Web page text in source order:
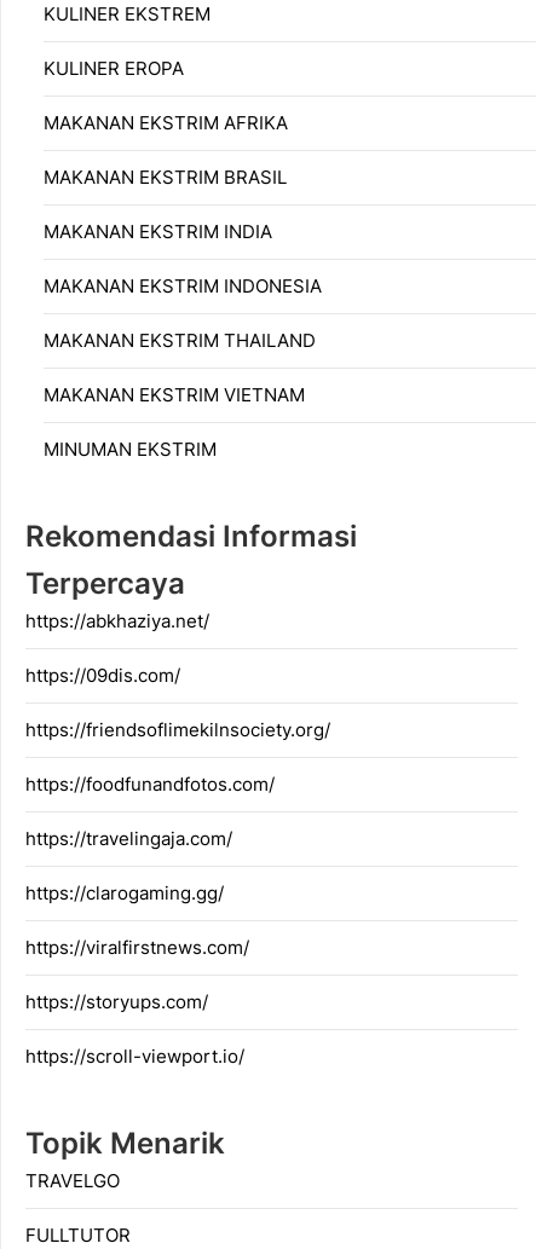
KULINER EKSTREM
KULINER EROPA
MAKANAN EKSTRIM AFRIKA
MAKANAN EKSTRIM BRASIL
MAKANAN EKSTRIM INDIA
MAKANAN EKSTRIM INDONESIA
MAKANAN EKSTRIM THAILAND
MAKANAN EKSTRIM VIETNAM
MINUMAN EKSTRIM
Rekomendasi Informasi
Terpercaya
https://abkhaziya.net/
https://09dis.com/
https://friendsoflimekilnsociety.org/
https://foodfunandfotos.com/
https://travelingaja.com/
https://clarogaming.gg/
https://viralfirstnews.com/
https://storyups.com/
https://scroll-viewport.io/
Topik Menarik
TRAVELGO
FULLTUTOR